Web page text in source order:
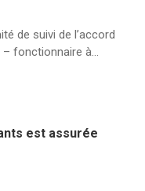
de suivi de l’accord
– fonctionnaire à…
est assurée